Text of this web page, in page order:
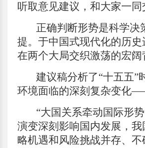
听取意见建议，和大家一同
正确判断形势是科学决
提。于中国式现代化的历史
在两个大局交织激荡的宏阔
建议稿分析了“十五五”
环境面临的深刻复杂变化
“大国关系牵动国际形
演变深刻影响国内发展，
略机遇和风险挑战并存、不